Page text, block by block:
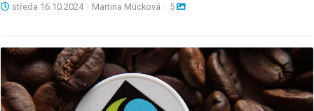
středa 16.10.2024 | Martina Mücková | 5